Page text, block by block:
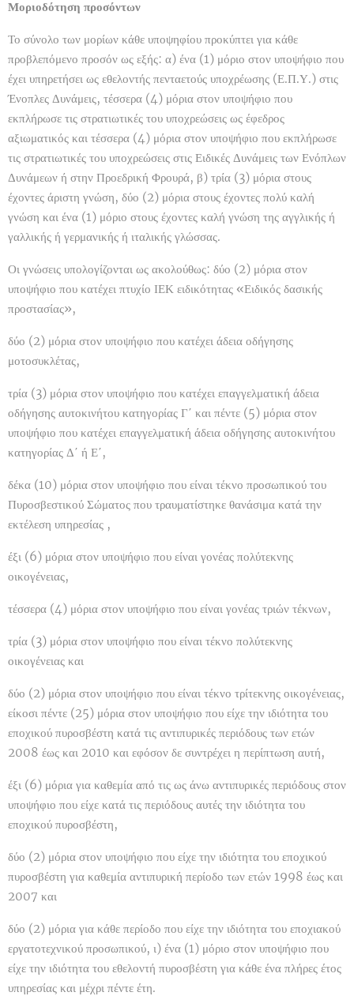
Μοριοδότηση προσόντων
Το σύνολο των μορίων κάθε υποψηφίου προκύπτει για κάθε
προβλεπόμενο προσόν ως εξής: α) ένα (1) μόριο στον υποψήφιο που
έχει υπηρετήσει ως εθελοντής πενταετούς υποχρέωσης (Ε.Π.Υ.) στις
Ένοπλες Δυνάμεις, τέσσερα (4) μόρια στον υποψήφιο που
εκπλήρωσε τις στρατιωτικές του υποχρεώσεις ως έφεδρος
αξιωματικός και τέσσερα (4) μόρια στον υποψήφιο που εκπλήρωσε
τις στρατιωτικές του υποχρεώσεις στις Ειδικές Δυνάμεις των Ενόπλων
Δυνάμεων ή στην Προεδρική Φρουρά, β) τρία (3) μόρια στους
έχοντες άριστη γνώση, δύο (2) μόρια στους έχοντες πολύ καλή
γνώση και ένα (1) μόριο στους έχοντες καλή γνώση της αγγλικής ή
γαλλικής ή γερμανικής ή ιταλικής γλώσσας.
Οι γνώσεις υπολογίζονται ως ακολούθως: δύο (2) μόρια στον
υποψήφιο που κατέχει πτυχίο ΙΕΚ ειδικότητας «Ειδικός δασικής
προστασίας»,
δύο (2) μόρια στον υποψήφιο που κατέχει άδεια οδήγησης
μοτοσυκλέτας,
τρία (3) μόρια στον υποψήφιο που κατέχει επαγγελματική άδεια
οδήγησης αυτοκινήτου κατηγορίας Γ΄ και πέντε (5) μόρια στον
υποψήφιο που κατέχει επαγγελματική άδεια οδήγησης αυτοκινήτου
κατηγορίας Δ΄ ή Ε΄,
δέκα (10) μόρια στον υποψήφιο που είναι τέκνο προσωπικού του
Πυροσβεστικού Σώματος που τραυματίστηκε θανάσιμα κατά την
εκτέλεση υπηρεσίας ,
έξι (6) μόρια στον υποψήφιο που είναι γονέας πολύτεκνης
οικογένειας,
τέσσερα (4) μόρια στον υποψήφιο που είναι γονέας τριών τέκνων,
τρία (3) μόρια στον υποψήφιο που είναι τέκνο πολύτεκνης
οικογένειας και
δύο (2) μόρια στον υποψήφιο που είναι τέκνο τρίτεκνης οικογένειας,
είκοσι πέντε (25) μόρια στον υποψήφιο που είχε την ιδιότητα του
εποχικού πυροσβέστη κατά τις αντιπυρικές περιόδους των ετών
2008 έως και 2010 και εφόσον δε συντρέχει η περίπτωση αυτή,
έξι (6) μόρια για καθεμία από τις ως άνω αντιπυρικές περιόδους στον
υποψήφιο που είχε κατά τις περιόδους αυτές την ιδιότητα του
εποχικού πυροσβέστη,
δύο (2) μόρια στον υποψήφιο που είχε την ιδιότητα του εποχικού
πυροσβέστη για καθεμία αντιπυρική περίοδο των ετών 1998 έως και
2007 και
δύο (2) μόρια για κάθε περίοδο που είχε την ιδιότητα του εποχιακού
εργατοτεχνικού προσωπικού, ι) ένα (1) μόριο στον υποψήφιο που
είχε την ιδιότητα του εθελοντή πυροσβέστη για κάθε ένα πλήρες έτος
υπηρεσίας και μέχρι πέντε έτη.